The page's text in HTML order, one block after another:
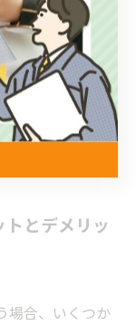
らの書類を事
ましょう。
手続き方法
とデメリッ
場合、いくつか